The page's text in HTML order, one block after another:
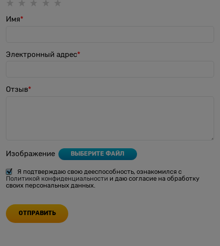
Имя
Электронный адрес
Отзыв
Изображение ВЫБЕРИТЕ ФАЙЛ
Я подтверждаю свою дееспособность, ознакомился с
Политикой конфиденциальности и даю согласие на обработку
своих персональных данных.